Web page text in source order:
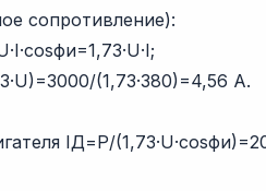
сопротивление):
(1,73·380)=4,56 А.
IД=P/